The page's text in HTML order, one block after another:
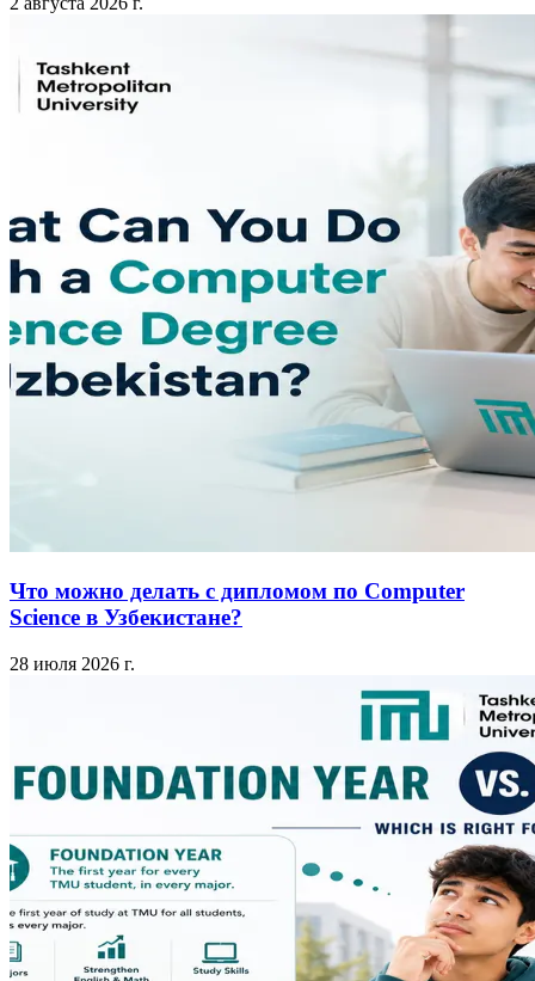
Что можно делать с дипломом по Computer
Science в Узбекистане?
28 июля 2026 г.